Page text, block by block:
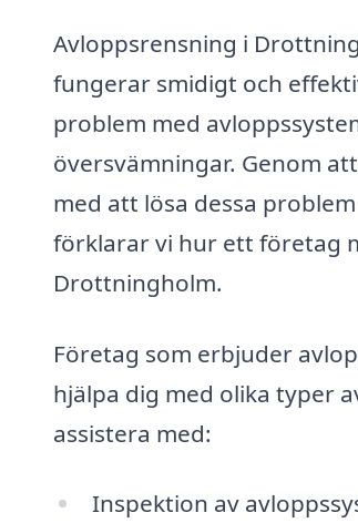
Avloppsrensning i
fungerar smidigt och
problem med
översvämningar. Genom
med att lösa dessa
förklarar vi hur ett företag
Drottningholm.
Företag som erbjuder
hjälpa dig med olika typer
assistera med:
Inspektion av